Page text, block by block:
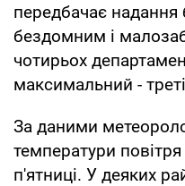
передбачає надання
бездомним і
чотирьох
максимальний -
За даними
температури
п'ятниці. У деяких